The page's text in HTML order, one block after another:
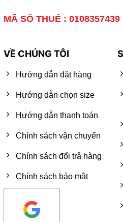
MÃ SỐ THUẾ : 0108357439
VỀ CHÚNG TÔI
Hướng dẫn đặt hàng
Hướng dẫn chọn size
Hướng dẫn thanh toán
Chính sách vận chuyển
Chính sách đổi trả hàng
Chính sách bảo mật